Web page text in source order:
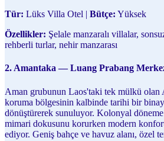
Tür: Lüks Villa Otel | Bütçe: Yüksek
Özellikler: Şelale manzaralı villalar,
rehberli turlar, nehir manzarası
2. Amantaka — Luang Prabang
Aman grubunun Laos'taki tek mülkü olan
koruma bölgesinin kalbinde tarihi bir
dönüştürerek sunuluyor. Kolonyal
mimari dokusunu korurken modern
ediyor. Geniş bahçe ve havuz alanı, özel